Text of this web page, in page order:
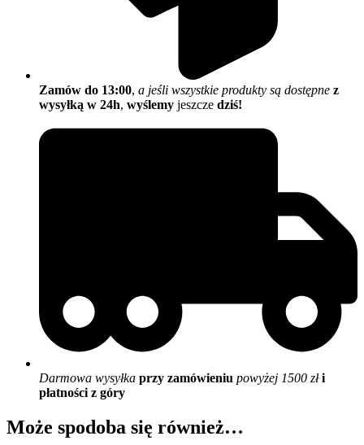
Zamów do 13:00, a jeśli wszystkie produkty są dostępne z
wysyłką w 24h, wyślemy jeszcze dziś!
Darmowa wysyłka przy zamówieniu powyżej 1500 złi
płatności z góry
Może spodoba się również…